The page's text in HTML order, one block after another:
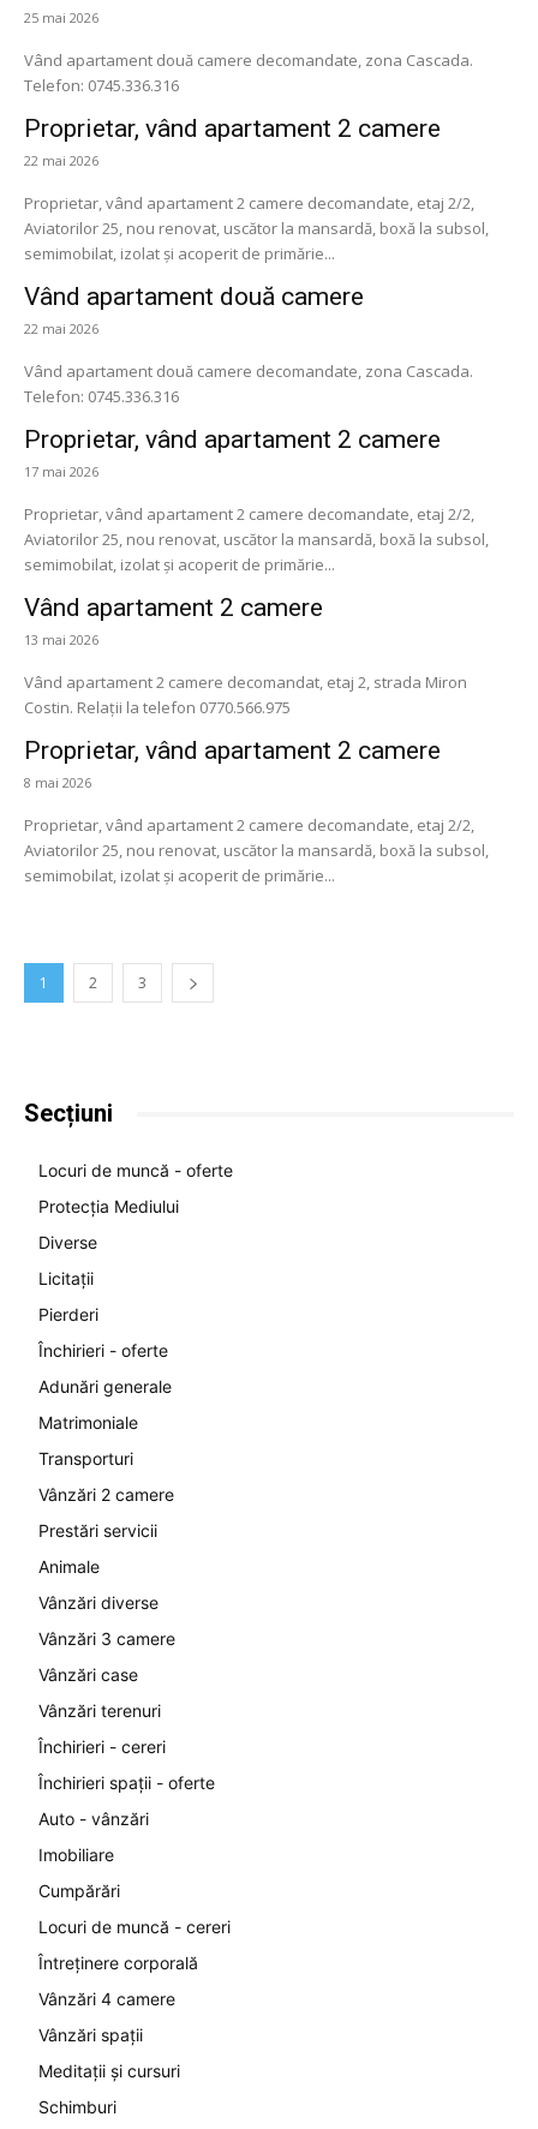
25 mai 2026
Vând apartament două camere decomandate, zona Cascada.
Telefon: 0745.336.316
Proprietar, vând apartament 2 camere
22 mai 2026
Proprietar, vând apartament 2 camere decomandate, etaj 2/2,
Aviatorilor 25, nou renovat, uscător la mansardă, boxă la subsol,
semimobilat, izolat și acoperit de primărie...
Vând apartament două camere
22 mai 2026
Vând apartament două camere decomandate, zona Cascada.
Telefon: 0745.336.316
Proprietar, vând apartament 2 camere
17 mai 2026
Proprietar, vând apartament 2 camere decomandate, etaj 2/2,
Aviatorilor 25, nou renovat, uscător la mansardă, boxă la subsol,
semimobilat, izolat și acoperit de primărie...
Vând apartament 2 camere
13 mai 2026
Vând apartament 2 camere decomandat, etaj 2, strada Miron
Costin. Relații la telefon 0770.566.975
Proprietar, vând apartament 2 camere
8 mai 2026
Proprietar, vând apartament 2 camere decomandate, etaj 2/2,
Aviatorilor 25, nou renovat, uscător la mansardă, boxă la subsol,
semimobilat, izolat și acoperit de primărie...
1 2 3
Secțiuni
Locuri de muncă - oferte
Protecția Mediului
Diverse
Licitații
Pierderi
Închirieri - oferte
Adunări generale
Matrimoniale
Transporturi
Vânzări 2 camere
Prestări servicii
Animale
Vânzări diverse
Vânzări 3 camere
Vânzări case
Vânzări terenuri
Închirieri - cereri
Închirieri spații - oferte
Auto - vânzări
Imobiliare
Cumpărări
Locuri de muncă - cereri
Întreținere corporală
Vânzări 4 camere
Vânzări spații
Meditații și cursuri
Schimburi